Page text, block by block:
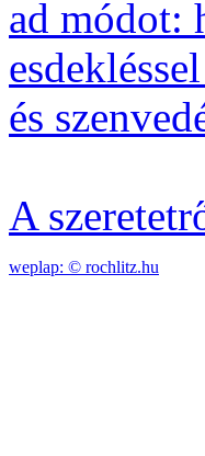
ad módot:
és
A
weplap: © rochlitz.hu